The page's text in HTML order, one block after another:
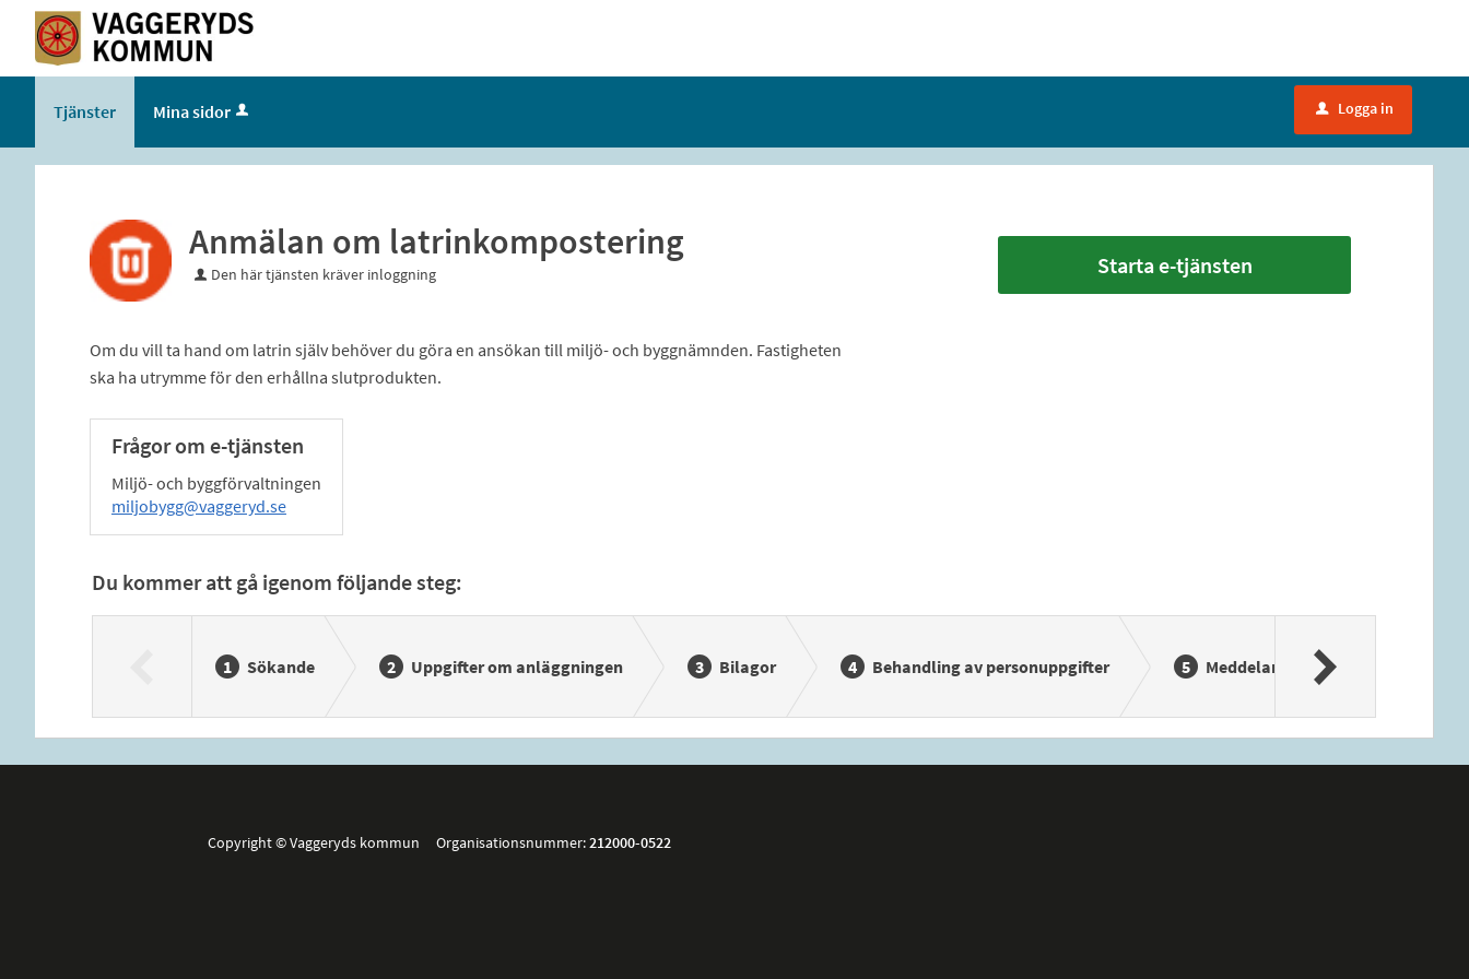
Tjänster Mina sidor u Logga in
Anmälan om latrinkompostering
Den här tjänsten kräver inloggning
Om du vill ta hand om latrin själv behöver du göra en ansökan till miljö- och byggnämnden. Fastigheten
ska ha utrymme för den erhållna slutprodukten.
Frågor om e-tjänsten
Miljö- och byggförvaltningen
miljobygg@vaggeryd.se
Starta e-tjänsten
Du kommer att gå igenom följande steg:
Sökande Uppgifter om anläggningen Bilagor Behandling av personuppgifter Meddelande om förenklad
Copyright © Vaggeryds kommun Organisationsnummer:212000-0522